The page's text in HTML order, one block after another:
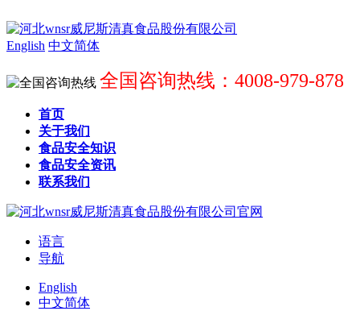
English 中文简体
全国咨询热线：4008-979-878
首页
关于我们
食品安全知识
食品安全资讯
联系我们
语言
导航
English
中文简体